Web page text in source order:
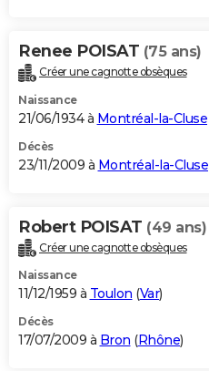
Renee POISAT (75 ans)
Créer une cagnotte obsèques
Naissance
21/06/1934 à Montréal-la-Cluse
Décès
23/11/2009 à Montréal-la-Cluse
Robert POISAT (49 ans)
Créer une cagnotte obsèques
Naissance
11/12/1959 à Toulon (Var)
Décès
17/07/2009 à Bron (Rhône)